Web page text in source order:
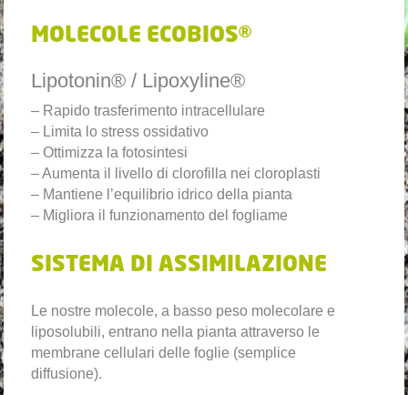
MOLECOLE ECOBIOS®
Lipotonin® / Lipoxyline®
– Rapido trasferimento intracellulare
– Limita lo stress ossidativo
– Ottimizza la fotosintesi
– Aumenta il livello di clorofilla nei cloroplasti
– Mantiene l’equilibrio idrico della pianta
– Migliora il funzionamento del fogliame
SISTEMA DI ASSIMILAZIONE
Le nostre molecole, a basso peso molecolare e
liposolubili, entrano nella pianta attraverso le
membrane cellulari delle foglie (semplice
diffusione).